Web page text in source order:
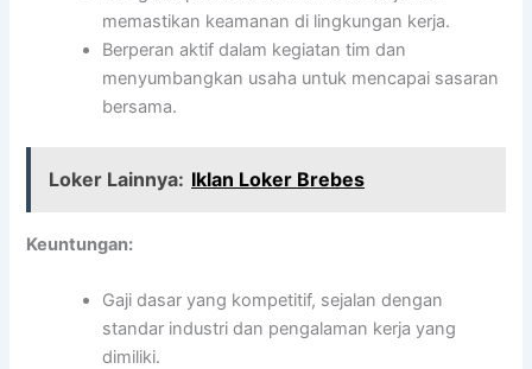
memastikan keamanan di lingkungan kerja.
Berperan aktif dalam kegiatan tim dan
menyumbangkan usaha untuk mencapai sasaran
bersama.
Loker Lainnya: Iklan Loker Brebes
Keuntungan:
Gaji dasar yang kompetitif, sejalan dengan
standar industri dan pengalaman kerja yang
dimiliki.